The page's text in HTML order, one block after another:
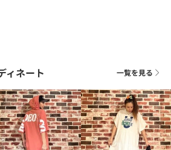
ィネート 一覧を見る